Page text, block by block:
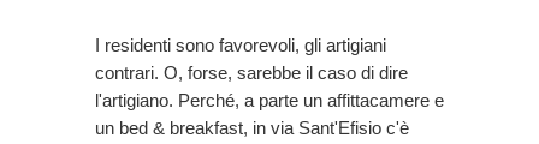
I residenti sono favorevoli, gli artigiani
contrari. O, forse, sarebbe il caso di dire
l'artigiano. Perché, a parte un affittacamere e
un bed & breakfast, in via Sant'Efisio c'è